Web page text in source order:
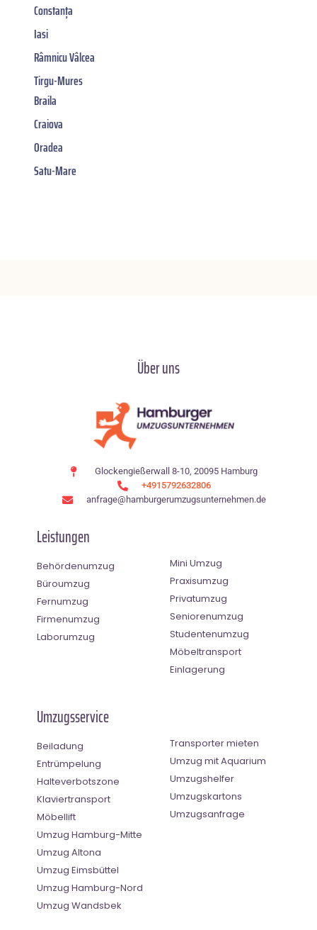
Constanța
Iasi
Râmnicu Vâlcea
Tirgu-Mures
Braila
Craiova
Oradea
Satu-Mare
Über uns
Glockengießerwall 8-10, 20095 Hamburg
+4915792632806
anfrage@hamburgerumzugsunternehmen.de
Leistungen
Behördenumzug
Büroumzug
Fernumzug
Firmenumzug
Laborumzug
Mini Umzug
Praxisumzug
Privatumzug
Seniorenumzug
Studentenumzug
Möbeltransport
Einlagerung
Umzugsservice
Beiladung
Entrümpelung
Halteverbotszone
Klaviertransport
Möbellift
Umzug Hamburg-Mitte
Umzug Altona
Umzug Eimsbüttel
Umzug Hamburg-Nord
Umzug Wandsbek
Transporter mieten
Umzug mit Aquarium
Umzugshelfer
Umzugskartons
Umzugsanfrage